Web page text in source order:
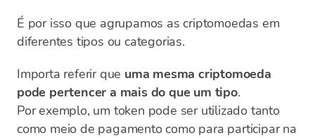
É por isso que agrupamos as criptomoedas em
diferentes tipos ou categorias.
Importa referir que uma mesma criptomoeda
pode pertencer a mais do que um tipo.
Por exemplo, um token pode ser utilizado tanto
como meio de pagamento como para participar na